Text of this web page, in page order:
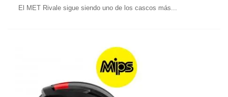
El MET Rivale sigue siendo uno de los cascos más...